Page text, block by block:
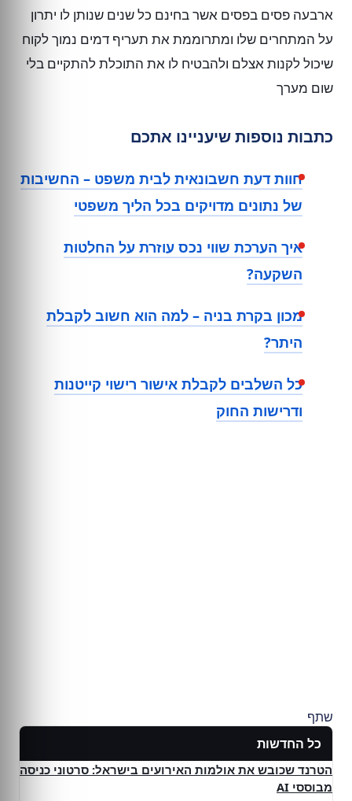
ארבעה פסים בפסים אשר בחינם כל שנים שנותן לו יתרון
על המתחרים שלו ומתרוממת את תעריף דמים נמוך לקוח
שיכול לקנות אצלם ולהבטיח לו את התוכלת להתקיים בלי
שום מערך
כתבות נוספות שיעניינו אתכם
חוות דעת חשבונאית לבית משפט – החשיבות
של נתונים מדויקים בכל הליך משפטי
איך הערכת שווי נכס עוזרת על החלטות
השקעה?
מכון בקרת בניה – למה הוא חשוב לקבלת
היתר?
כל השלבים לקבלת אישור רישוי קייטנות
ודרישות החוק
שתף
כל החדשות
הטרנד שכובש את אולמות האירועים בישראל: סרטוני כניסה
מבוססי AI